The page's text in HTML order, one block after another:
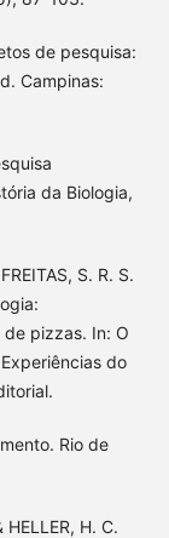
de pesquisa:
Campinas:
da Biologia,
S. R. S.
pizzas. In: O
do
Rio de
HELLER, H. C.